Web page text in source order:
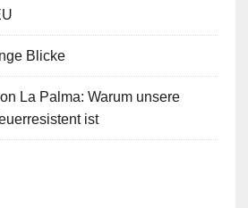
Blicke
La Palma: Warum unsere
ist